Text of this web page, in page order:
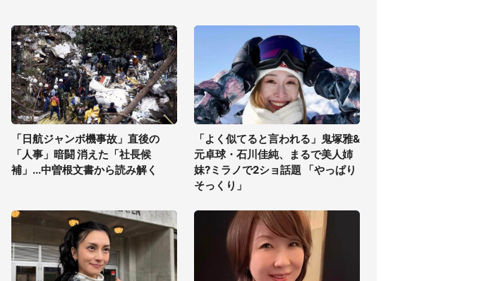
「日航ジャンボ機事故」直後の
「人事」暗闘 消えた「社長候
補」...中曽根文書から読み解く
「よく似てると言われる」鬼塚雅&
元卓球・石川佳純、まるで美人姉
妹?ミラノで2ショ話題 「やっぱり
そっくり」